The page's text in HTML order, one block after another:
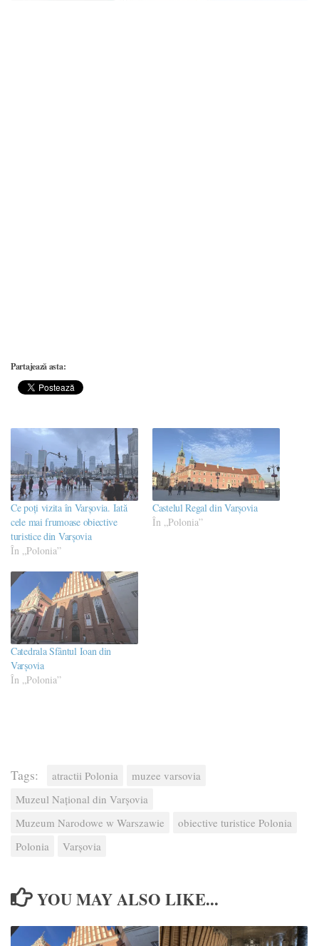
Partajează asta:
Ce poți vizita în Varșovia. Iată
cele mai frumoase obiective
turistice din Varșovia
În „Polonia”
Castelul Regal din Varșovia
În „Polonia”
Catedrala Sfântul Ioan din
Varșovia
În „Polonia”
Tags: atractii Polonia
muzee varsovia
Muzeul Național din Varșovia
Muzeum Narodowe w Warszawie
obiective turistice Polonia
Polonia
Varșovia
YOU MAY ALSO LIKE...